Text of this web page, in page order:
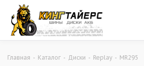
Главная - Каталог - Диски - Replay - MR295